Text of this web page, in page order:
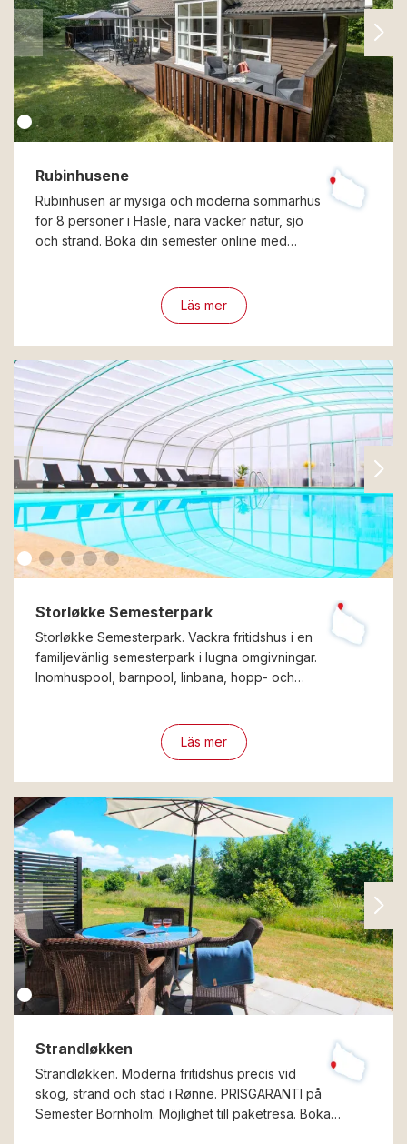
Rubinhusene
Rubinhusen är mysiga och moderna sommarhus
för 8 personer i Hasle, nära vacker natur, sjö
och strand. Boka din semester online med…
Läs mer
Storløkke Semesterpark
Storløkke Semesterpark. Vackra fritidshus i en
familjevänlig semesterpark i lugna omgivningar.
Inomhuspool, barnpool, linbana, hopp- och…
Läs mer
Strandløkken
Strandløkken. Moderna fritidshus precis vid
skog, strand och stad i Rønne. PRISGARANTI på
Semester Bornholm. Möjlighet till paketresa. Boka…